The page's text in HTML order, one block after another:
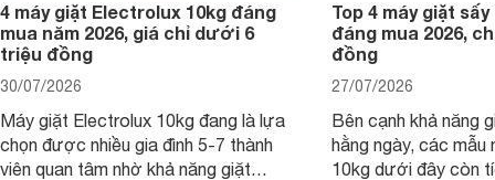
4 máy giặt Electrolux 10kg đáng
mua năm 2026, giá chỉ dưới 6
triệu đồng
30/07/2026
Máy giặt Electrolux 10kg đang là lựa
chọn được nhiều gia đình 5-7 thành
viên quan tâm nhờ khả năng giặt
Top 4 máy giặt
đáng mua 2026,
đồng
27/07/2026
Bên cạnh khả năng
hằng ngày, các mẫu
10kg dưới đây còn